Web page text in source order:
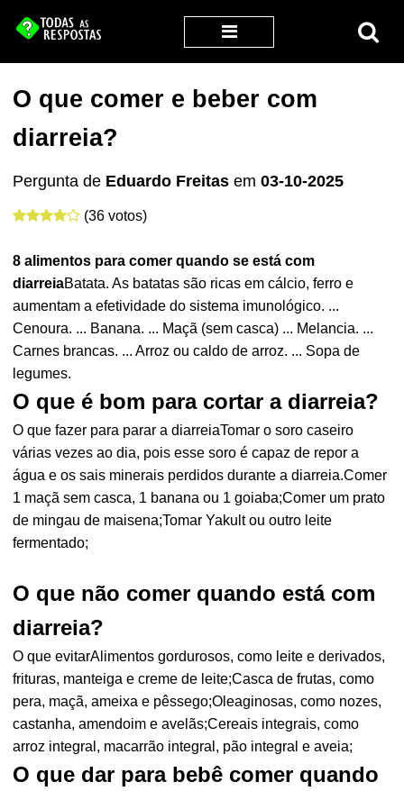
O que comer e beber com
diarreia?
Pergunta de Eduardo Freitas em03-10-2025
(36 votos)
8 alimentos paracomer quando se está com
diarreiaBatata. As batatas são ricas em cálcio, ferro e
aumentam a efetividade do sistema imunológico. ...
Cenoura. ... Banana. ... Maçã (sem casca) ... Melancia. ...
Carnes brancas. ... Arroz ou caldo de arroz. ... Sopa de
legumes.
O que é bom para cortar a diarreia?
O que fazer para parar a diarreiaTomar o soro caseiro
várias vezes ao dia, pois esse soro é capaz de repor a
água e os sais minerais perdidos durante a diarreia.Comer
1 maçã sem casca, 1 banana ou 1 goiaba;Comer um prato
de mingau de maisena;Tomar Yakult ou outro leite
fermentado;
O que não comer quando está com
diarreia?
O que evitarAlimentos gordurosos, como leite e derivados,
frituras, manteiga e creme de leite;Casca de frutas, como
pera, maçã, ameixa e pêssego;Oleaginosas, como nozes,
castanha, amendoim e avelãs;Cereais integrais, como
arroz integral, macarrão integral, pão integral e aveia;
O que dar para bebê comer quando